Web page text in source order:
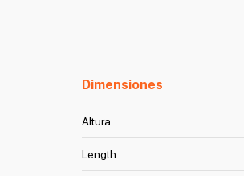
Dimensiones
Altura
Length